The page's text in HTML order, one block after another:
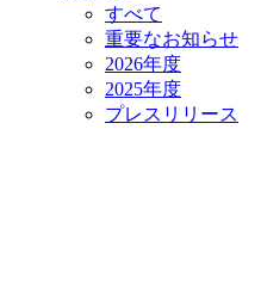
すべて
重要なお知らせ
2026年度
2025年度
プレスリリース